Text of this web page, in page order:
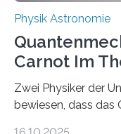
Physik Astronomie
Carnot Im
Zwei Physiker der
bewiesen, dass das